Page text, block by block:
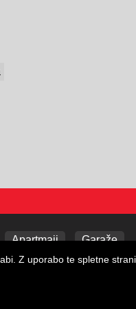
Apartmaji Garaže
Z uporabo te spletne